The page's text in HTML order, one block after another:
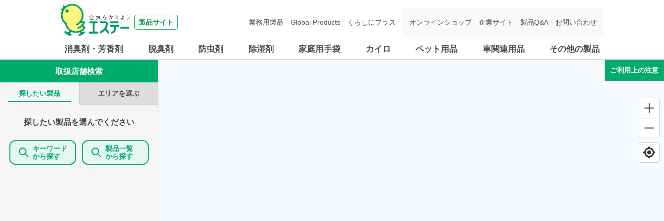
製品サイト
消臭剤・芳香剤 脱臭剤 防虫剤 除湿剤 家庭用手袋 カイロ ペット用品 車関連用品 その他の製品
業務用製品 Global Products くらしにプラス オンラインショップ 企業サイト 製品Q&A お問い合わせ
取扱店舗検索 ご利用上の注意
探したい製品 エリアを選ぶ
探したい製品を選んでください
キーワード
から探す
製品一覧
から探す